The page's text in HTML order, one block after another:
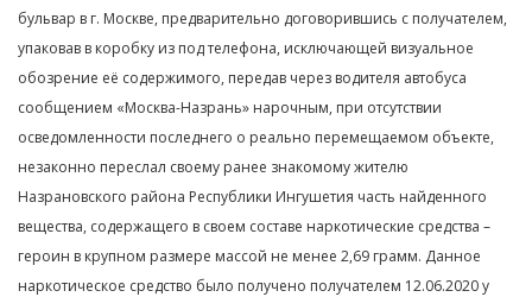
бульвар в г. Москве, предварительно договорившись с получателем,
упаковав в коробку из под телефона, исключающей визуальное
обозрение её содержимого, передав через водителя автобуса
сообщением «Москва-Назрань» нарочным, при отсутствии
осведомленности последнего о реально перемещаемом объекте,
незаконно переслал своему ранее знакомому жителю
Назрановского района Республики Ингушетия часть найденного
вещества, содержащего в своем составе наркотические средства –
героин в крупном размере массой не менее 2,69 грамм. Данное
наркотическое средство было получено получателем 12.06.2020 у